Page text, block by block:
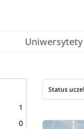
Uniwersytety
Status
1
0